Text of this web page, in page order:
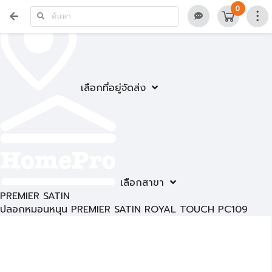
เลือกที่อยู่จัดส่ง
เลือกสาขา
0
PREMIER SATIN
ปลอกหมอนหนุน PREMIER SATIN ROYAL TOUCH PC109